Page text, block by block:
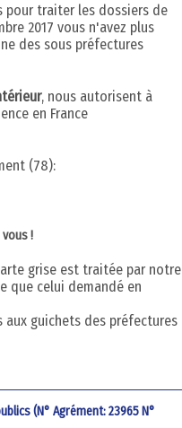
pour traiter les dossiers de
2017 vous n'avez plus
des sous préfectures
, nous autorisent à
en France
(78):
!
grise est traitée par notre
que celui demandé en
guichets des préfectures
(N° Agrément: 23965 N°